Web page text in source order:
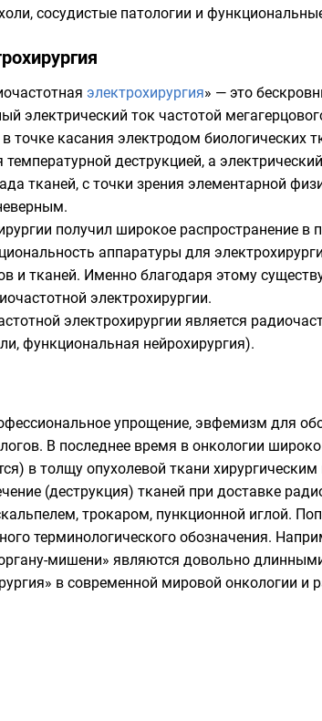
сосудистые патологии и
электрохирургия» — это
электрический ток частотой
точке касания электродом
деструкцией, а
тканей, с точки зрения элементарной
получил широкое распространение
аппаратуры для
и тканей. Именно благодаря этому
электрохирургии.
электрохирургии является
функциональная нейрохирургия).
упрощение, эвфемизм для
В последнее время в онкологии
в толщу опухолевой ткани
(деструкция) тканей при доставке
трокаром, пункционной иглой.
терминологического обозначения.
мишени» являются довольно
в современной мировой онкологии и